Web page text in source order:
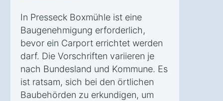
In Presseck Boxmühle ist eine
Baugenehmigung erforderlich,
bevor ein Carport errichtet werden
darf. Die Vorschriften variieren je
nach Bundesland und Kommune. Es
ist ratsam, sich bei den örtlichen
Baubehörden zu erkundigen, um